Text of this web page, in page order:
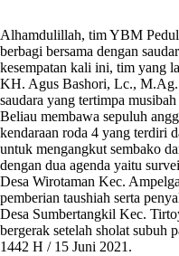
Alhamdulillah, tim YBM
berbagi bersama dengan
kesempatan kali ini, tim yang
KH. Agus Bashori, Lc., M.Ag.
saudara yang tertimpa
Beliau membawa sepuluh
kendaraan roda 4 yang terdiri
untuk mengangkut sembako
dengan dua agenda yaitu
Desa Wirotaman Kec.
pemberian taushiah serta
Desa Sumbertangkil Kec.
bergerak setelah sholat subuh
1442 H / 15 Juni 2021.